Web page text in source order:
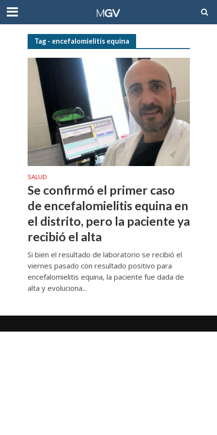
Tag - encefalomielitis equina
SALUD
Se confirmó el primer caso
de encefalomielitis equina en
el distrito, pero la paciente ya
recibió el alta
Si bien el resultado de laboratorio se recibió el
viernes pasado con resultado positivo para
encefalomielitis equina, la paciente fue dada de
alta y evoluciona...